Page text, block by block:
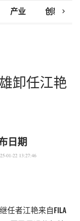
产业 创新研究
chevron_right
卸任江艳
日期
01-22 13:27:46
任者江艳来自FILA